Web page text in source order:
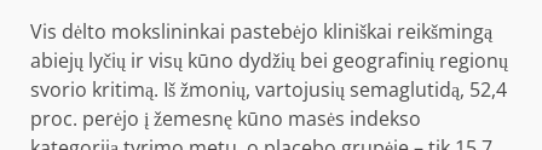
Vis dėlto mokslininkai pastebėjo kliniškai reikšmingą
abiejų lyčių ir visų kūno dydžių bei geografinių regionų
svorio kritimą. Iš žmonių, vartojusių semaglutidą, 52,4
proc. perėjo į žemesnę kūno masės indekso